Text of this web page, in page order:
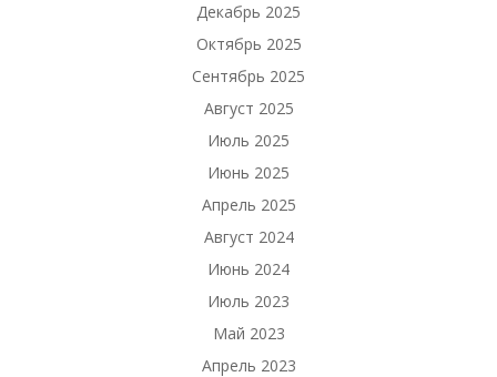
Декабрь 2025
Октябрь 2025
Сентябрь 2025
Август 2025
Июль 2025
Июнь 2025
Апрель 2025
Август 2024
Июнь 2024
Июль 2023
Май 2023
Апрель 2023